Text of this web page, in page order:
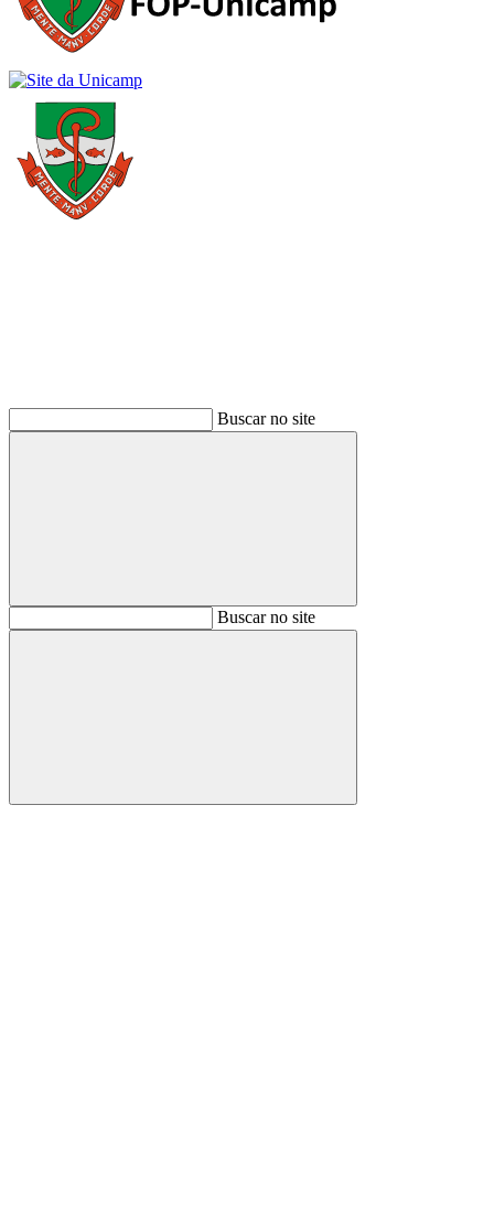
Buscar no site
BuscarBuscar no site
Buscar